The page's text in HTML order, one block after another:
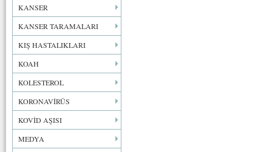
KANSER
KANSER TARAMALARI
KIŞ HASTALIKLARI
KOAH
KOLESTEROL
KORONAVİRÜS
KOVİD AŞISI
MEDYA